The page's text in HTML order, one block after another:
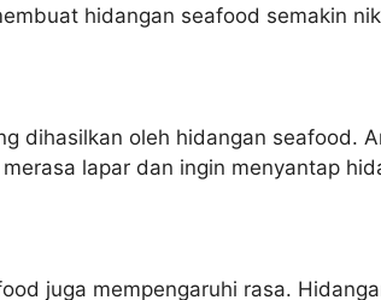
hidangan seafood semakin
dihasilkan oleh hidangan seafood.
lapar dan ingin menyantap
juga mempengaruhi rasa.